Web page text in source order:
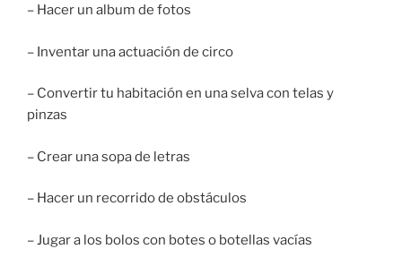
– Hacer un album de fotos
– Inventar una actuación de circo
– Convertir tu habitación en una selva con telas y
pinzas
– Crear una sopa de letras
– Hacer un recorrido de obstáculos
– Jugar a los bolos con botes o botellas vacías